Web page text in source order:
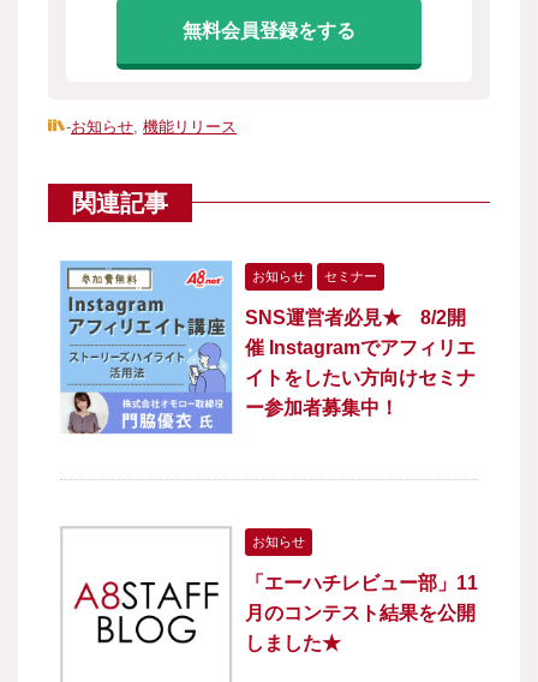
無料会員登録をする
-お知らせ, 機能リリース
関連記事
お知らせ セミナー
SNS運営者必見★ 8/2開
催 Instagramでアフィリエ
イトをしたい方向けセミナ
ー参加者募集中！
お知らせ
「エーハチレビュー部」11
月のコンテスト結果を公開
しました★